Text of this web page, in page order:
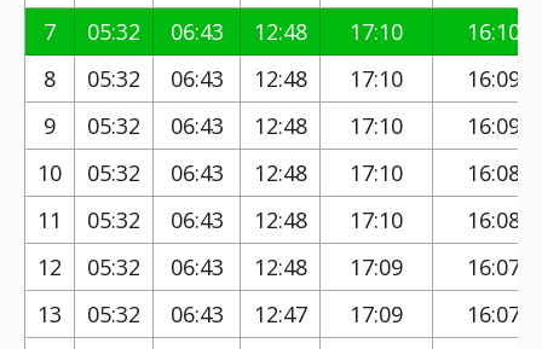
7
05:32 06:43 12:48 17:10
16:10
8
05:32 06:43 12:48 17:10
16:09
9
05:32 06:43 12:48 17:10
16:09
10
05:32 06:43 12:48 17:10
16:08
11
05:32 06:43 12:48 17:10
16:08
12
05:32 06:43 12:48 17:09
16:07
13
05:32 06:43 12:47 17:09
16:07